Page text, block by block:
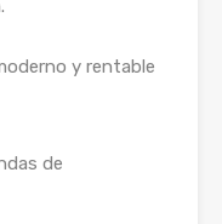
y rentable
de